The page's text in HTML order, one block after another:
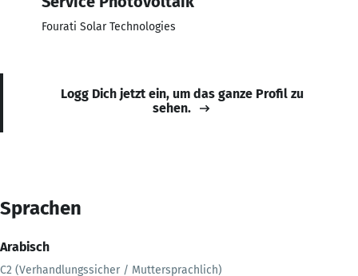
Fourati Solar Technologies
Logg Dich jetzt ein, um das ganze Profil zu
sehen.
Sprachen
Arabisch
C2 (Verhandlungssicher / Muttersprachlich)